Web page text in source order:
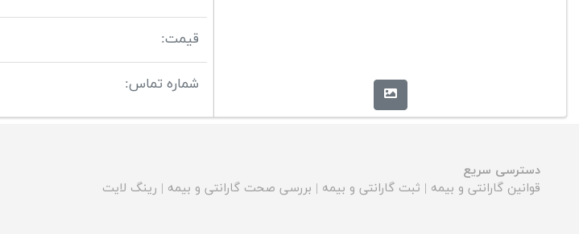
قیمت:
شماره تماس:
دسترسی سریع
قوانین گارانتی و بیمه | ثبت گارانتی و بیمه | بررسی صحت گارانتی و بیمه | رینگ لایت